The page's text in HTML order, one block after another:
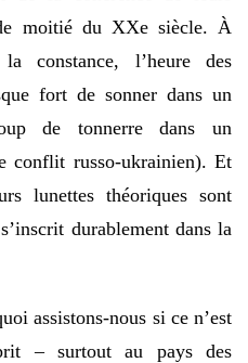
moitié du XXe siècle. À
constance, l’heure des
fort de sonner dans un
de tonnerre dans un
conflit russo-ukrainien). Et
lunettes théoriques sont
durablement dans la
assistons-nous si ce n’est
– surtout au pays des